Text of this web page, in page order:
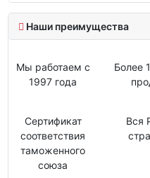
Наши преимущества
Мы работаем с
1997 года
Более
Сертификат
соответствия
таможенного
союза
Вся